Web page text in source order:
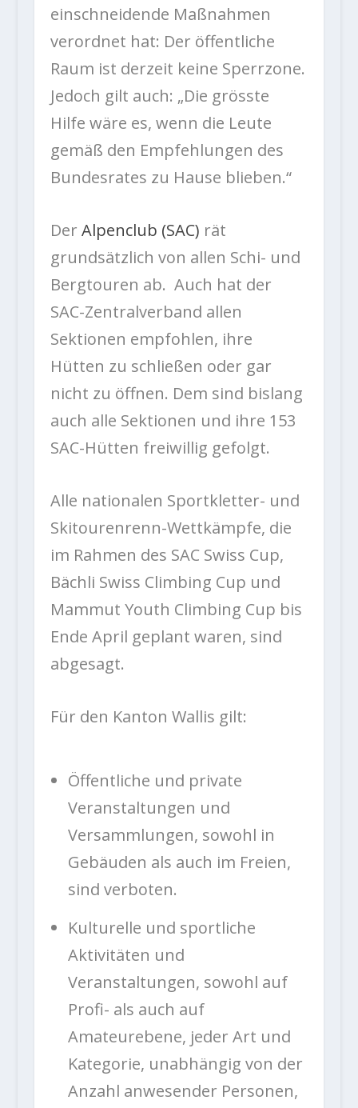
einschneidende Maßnahmen
verordnet hat: Der öffentliche
Raum ist derzeit keine Sperrzone.
Jedoch gilt auch: „Die grösste
Hilfe wäre es, wenn die Leute
gemäß den Empfehlungen des
Bundesrates zu Hause blieben.“
Der Alpenclub (SAC) rät
grundsätzlich von allen Schi- und
Bergtouren ab. Auch hat der
SAC-Zentralverband allen
Sektionen empfohlen, ihre
Hütten zu schließen oder gar
nicht zu öffnen. Dem sind bislang
auch alle Sektionen und ihre 153
SAC-Hütten freiwillig gefolgt.
Alle nationalen Sportkletter- und
Skitourenrenn-Wettkämpfe, die
im Rahmen des SAC Swiss Cup,
Bächli Swiss Climbing Cup und
Mammut Youth Climbing Cup bis
Ende April geplant waren, sind
abgesagt.
Für den Kanton Wallis gilt:
Öffentliche und private
Veranstaltungen und
Versammlungen, sowohl in
Gebäuden als auch im Freien,
sind verboten.
Kulturelle und sportliche
Aktivitäten und
Veranstaltungen, sowohl auf
Profi- als auch auf
Amateurebene, jeder Art und
Kategorie, unabhängig von der
Anzahl anwesender Personen,